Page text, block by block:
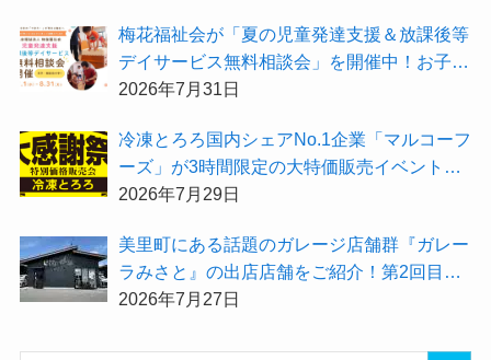
梅花福祉会が「夏の児童発達支援＆放課後等
デイサービス無料相談会」を開催中！お子さ
まの「できた！」を増やす夏にしてみません
2026年7月31日
冷凍とろろ国内シェアNo.1企業「マルコーフ
ーズ」が3時間限定の大特価販売イベント
『夏の大感謝祭2026」を開催！
2026年7月29日
美里町にある話題のガレージ店舗群『ガレー
ラみさと』の出店店舗をご紹介！第2回目は
「Hair Salon ULU（ウル）美里店」
2026年7月27日